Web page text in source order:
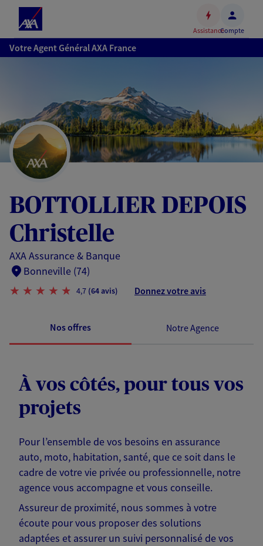
Accéder
au
Accéder
au
pied
de
page
AssistanceCompte
Votre Agent Général AXA France
BOTTOLLIER DEPOIS
Christelle
AXA Assurance & Banque
Bonneville (74)
4,7 (64 avis) Donnez votre avis
Nos offres Notre Agence
À vos côtés, pour tous vos
projets
Pour l’ensemble de vos besoins en assurance
auto, moto, habitation, santé, que ce soit dans le
cadre de votre vie privée ou professionnelle, notre
agence vous accompagne et vous conseille.
Assureur de proximité, nous sommes à votre
écoute pour vous proposer des solutions
adaptées et assurer un suivi personnalisé de vos